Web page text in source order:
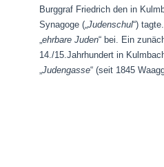
Burggraf Friedrich den in
Synagoge („Judenschul“)
„ehrbare Juden“ bei. Ein
14./15.Jahrhundert in
„Judengasse“ (seit 1845